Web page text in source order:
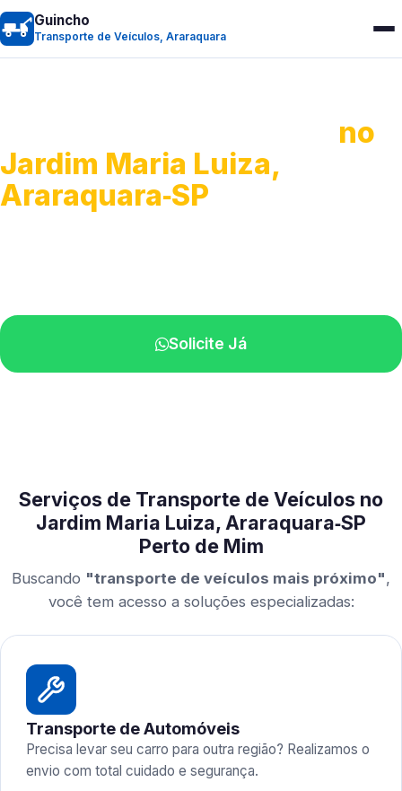
Guincho
Transporte de Veículos, Araraquara
no
Jardim Maria Luiza,
Araraquara‑SP
Solicite Já
Serviços de Transporte de Veículos no
Jardim Maria Luiza, Araraquara‑SP
Perto de Mim
Buscando "transporte de veículos mais próximo",
você tem acesso a soluções especializadas:
Transporte de Automóveis
Precisa levar seu carro para outra região? Realizamos o
envio com total cuidado e segurança.